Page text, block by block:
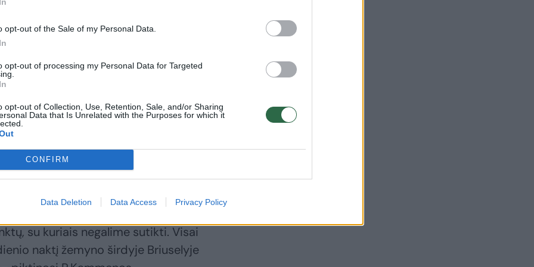
opt-out of the Sale of my Personal Data.
opt-out of processing my Personal Data for Targeted
opt-out of Collection, Use, Retention, Sale, and/or Sharing
Data that Is Unrelated with the Purposes for which it
CONFIRM
Data Deletion Data Access Privacy Policy
mėnesius aiškino, kad mokesčių
– tokios priemonės numatomos
atitolinti Graikiją nuo finansinės
zonos slenksčio, Atėnai jau
koalicijos partijos „Nepriklausomi
Panos Kammenos susitarimą
įvykdytu perversmu“.
su kuriais negalime sutikti. Visai
naktį žemyno širdyje Briuselyje